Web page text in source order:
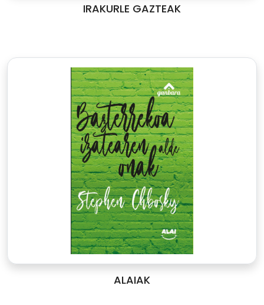
IRAKURLE GAZTEAK
ALAIAK